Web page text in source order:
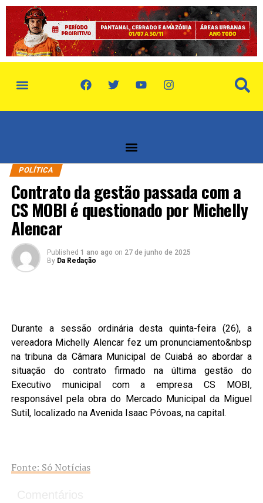
POLÍTICA
Contrato da gestão passada com a
CS MOBI é questionado por Michelly
Alencar
Published 1 ano ago on 27 de junho de 2025
By Da Redação
Durante a sessão ordinária desta quinta-feira (26), a
vereadora Michelly Alencar fez um pronunciamento&nbsp
na tribuna da Câmara Municipal de Cuiabá ao abordar a
situação do contrato firmado na última gestão do
Executivo municipal com a empresa CS MOBI,
responsável pela obra do Mercado Municipal da Miguel
Sutil, localizado na Avenida Isaac Póvoas, na capital.
Fonte: Só Notícias